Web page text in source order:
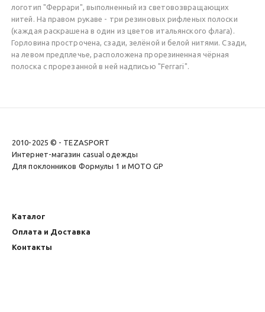
логотип "Феррари", выполненный из световозвращающих
нитей. На правом рукаве - три резиновых рифленых полоски
(каждая раскрашена в один из цветов итальянского флага).
Горловина прострочена, сзади, зелёной и белой нитями. Сзади,
на левом предплечье, расположена прорезиненная чёрная
полоска с прорезанной в ней надписью "Ferrari".
2010-2025 © - TEZASPORT
Интернет-магазин casual одежды
Для поклонников Формулы 1 и MOTO GP
Каталог
Оплата и Доставка
Контакты